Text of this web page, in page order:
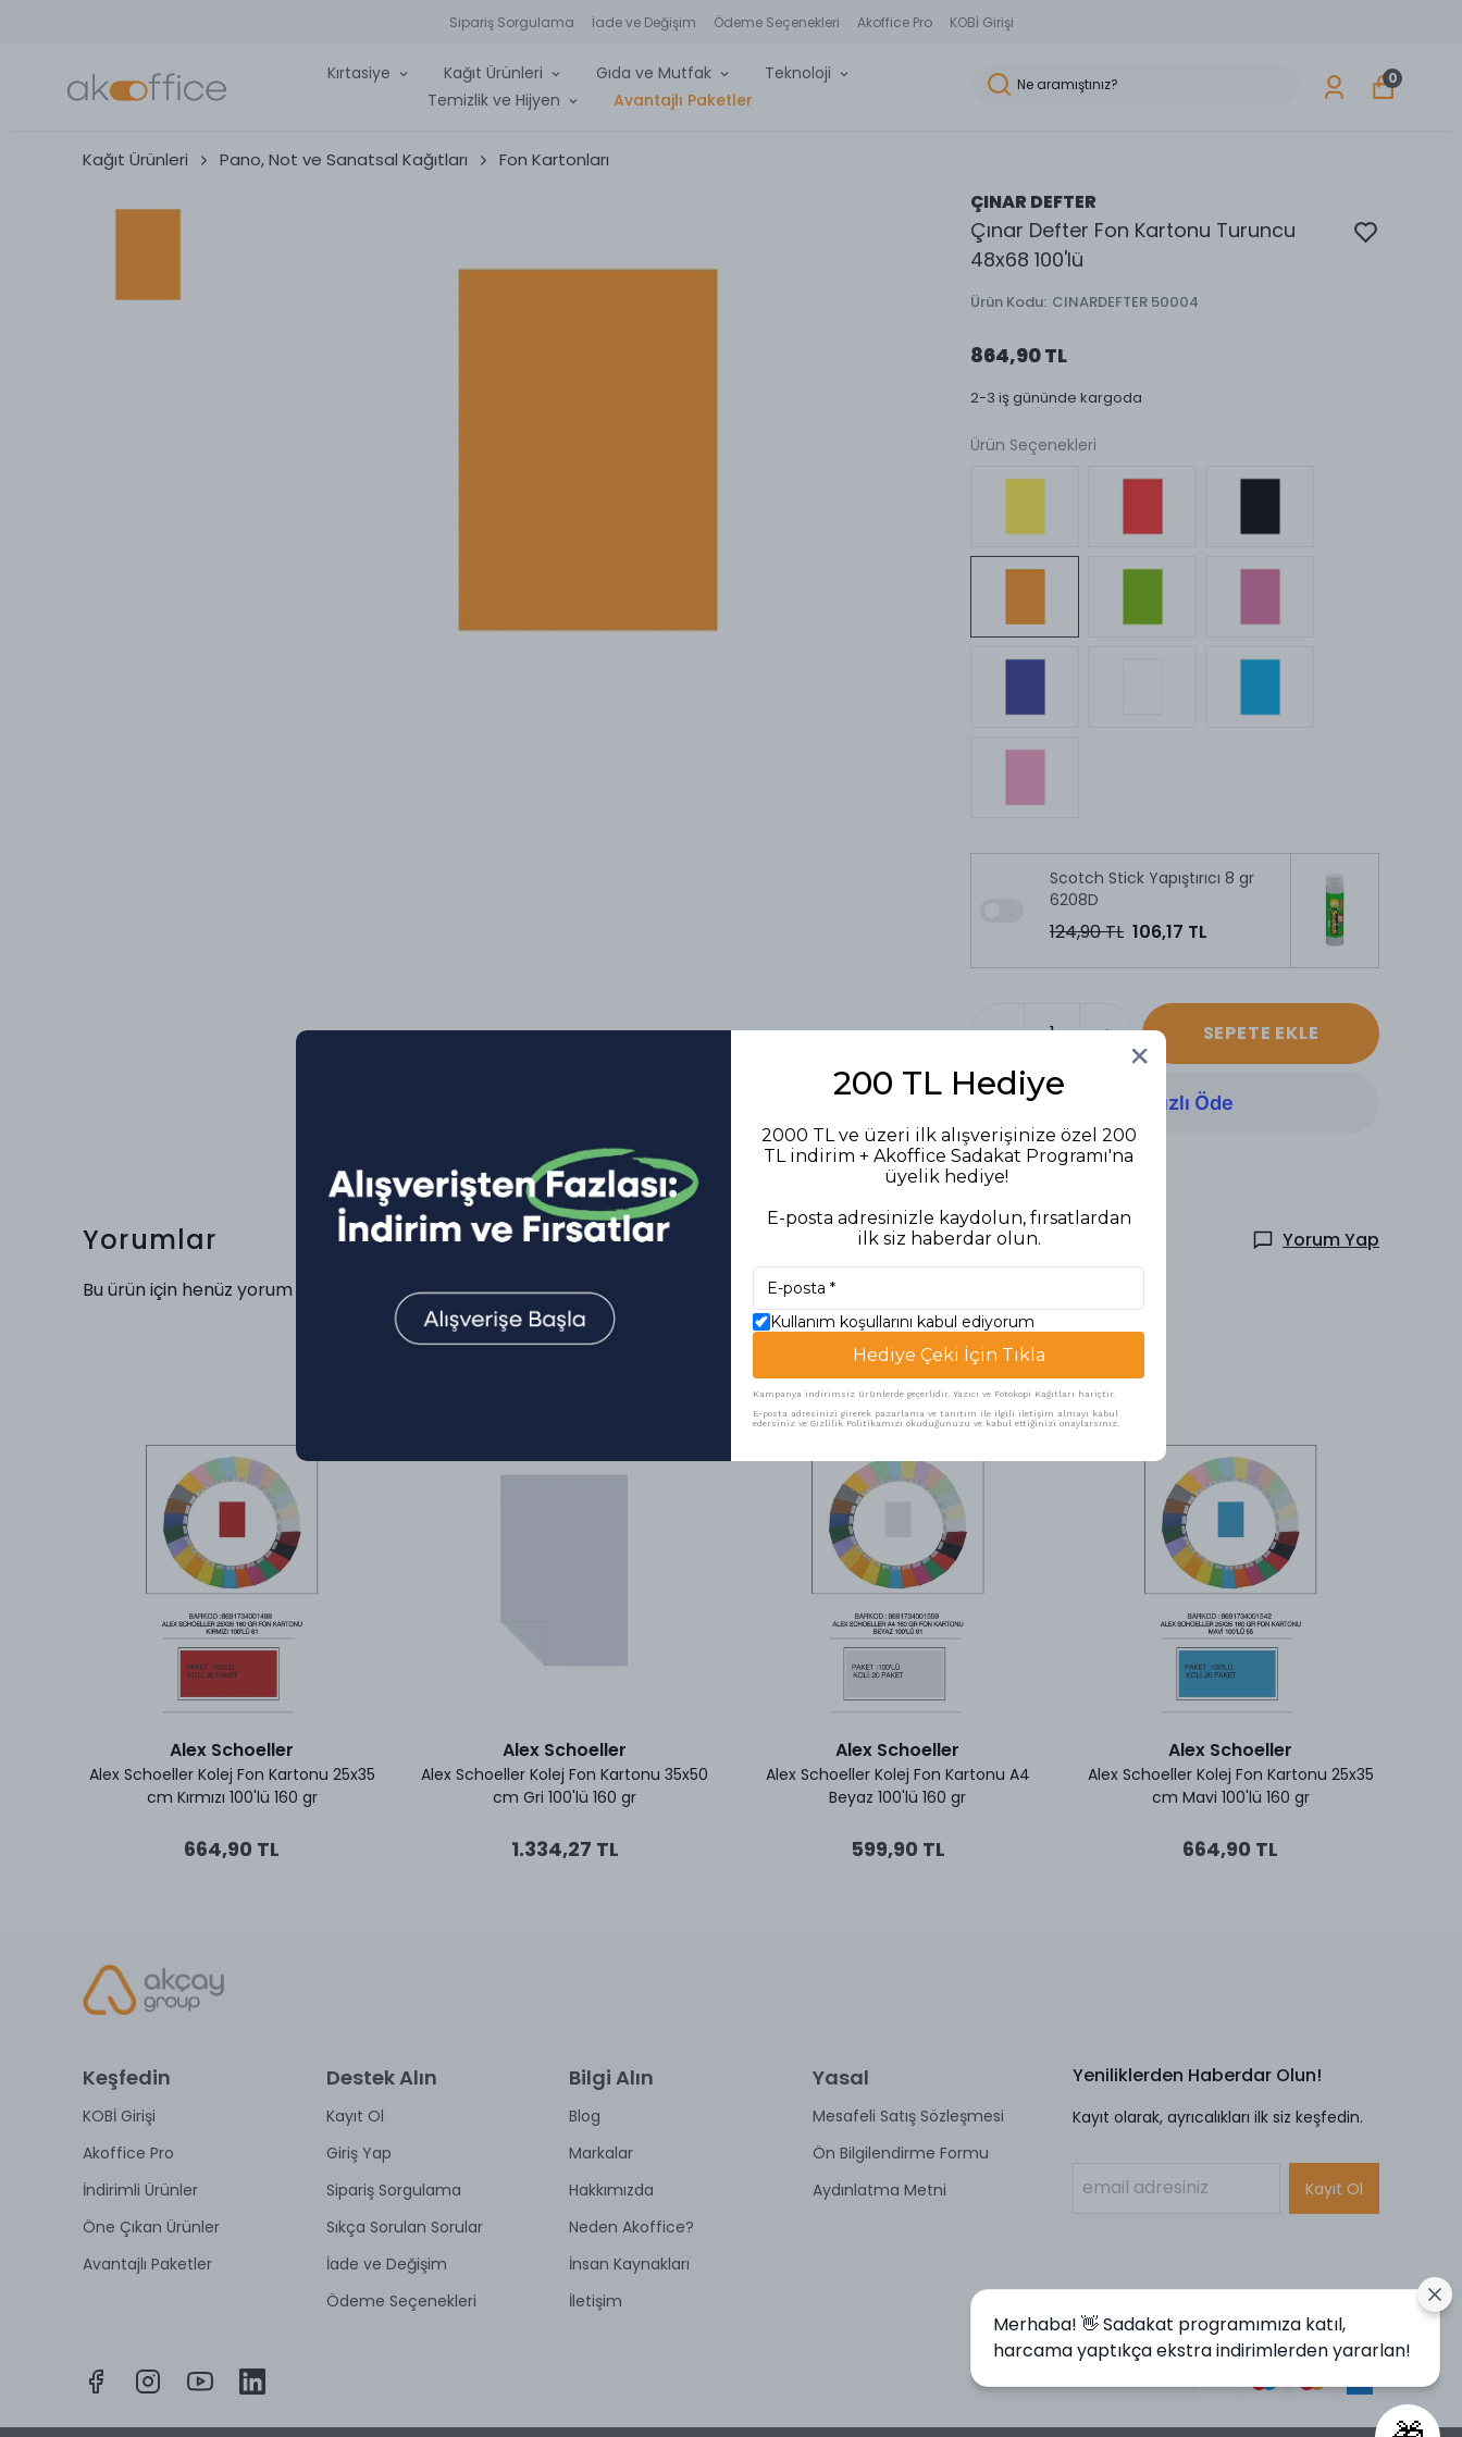
Sipariş Sorgulama İade ve Değişim Ödeme Seçenekleri Akoffice Pro KOBİ Girişi
Kırtasiye Kağıt Ürünleri Gıda ve Mutfak
Teknoloji
Temizlik ve Hijyen
Avantajlı Paketler
0
Kağıt Ürünleri Pano, Not ve Sanatsal Kağıtları Fon Kartonları
ÇINAR DEFTER
Çınar Defter Fon Kartonu Turuncu
48x68 100'lü
Ürün Kodu: CINARDEFTER 50004
864,90 TL
2-3 iş gününde kargoda
Ürün Seçenekleri
Scotch Stick Yapıştırıcı 8 gr
6208D
124,90 TL 106,17 TL
SEPETE EKLE
Yorumlar
Yorum Yap
Bu ürün için henüz yorum yapılmamış.
Benzer Ürünler
Alex Schoeller
Alex Schoeller Kolej Fon Kartonu 25x35
cm Kırmızı 100'lü 160 gr
664,90 TL
Alex Schoeller
Alex Schoeller Kolej Fon Kartonu 35x50
cm Gri 100'lü 160 gr
1.334,27 TL
Alex Schoeller
Alex Schoeller Kolej Fon Kartonu A4
Beyaz 100'lü 160 gr
599,90 TL
Alex Schoeller
Alex Schoeller Kolej Fon Kartonu 25x35
cm Mavi 100'lü 160 gr
664,90 TL
Keşfedin
KOBİ Girişi
Akoffice Pro
İndirimli Ürünler
Öne Çıkan Ürünler
Avantajlı Paketler
Destek Alın
Kayıt Ol
Giriş Yap
Sipariş Sorgulama
Sıkça Sorulan Sorular
İade ve Değişim
Ödeme Seçenekleri
Bilgi Alın
Blog
Markalar
Hakkımızda
Neden Akoffice?
İnsan Kaynakları
İletişim
Yasal
Mesafeli Satış Sözleşmesi
Ön Bilgilendirme Formu
Aydınlatma Metni
Yeniliklerden Haberdar Olun!
Kayıt olarak, ayrıcalıkları ilk siz keşfedin.
Kayıt Ol
200 TL Hediye
2000 TL ve üzeri ilk alışverişinize özel 200
TL indirim + Akoffice Sadakat Programı'na
üyelik hediye!
E-posta adresinizle kaydolun, fırsatlardan
ilk siz haberdar olun.
Kullanım koşullarını kabul ediyorum
Hediye Çeki İçin Tıkla
Kampanya indirimsiz ürünlerde geçerlidir. Yazıcı ve Fotokopi Kağıtları hariçtir.
E-posta adresinizi girerek pazarlama ve tanıtım ile ilgili iletişim almayı kabul
edersiniz ve Gizlilik Politikamızı okuduğunuzu ve kabul ettiğinizi onaylarsınız.
Merhaba! 👋 Sadakat programımıza katıl,
harcama yaptıkça ekstra indirimlerden yararlan!